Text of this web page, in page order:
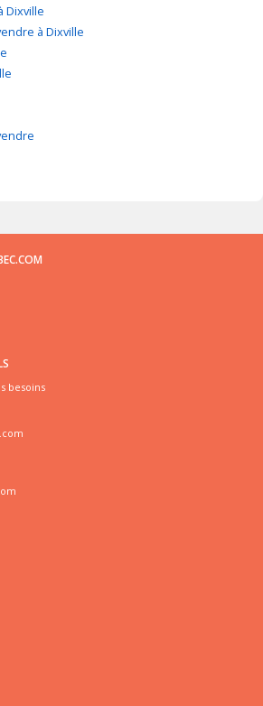
Dixville
à Dixville
besoins